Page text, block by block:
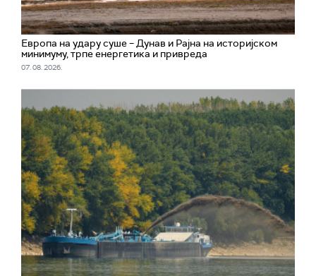
Европа на удару суше – Дунав и Рајна на историјском
минимуму, трпе енергетика и привреда
07. 08. 2026.